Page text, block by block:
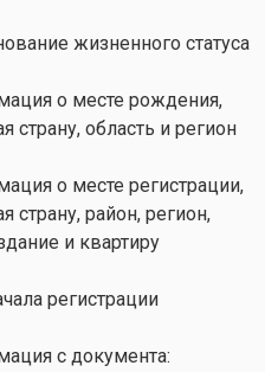
жизненного статуса
о месте рождения,
страну, область и регион
о месте регистрации,
страну, район, регион,
и квартиру
регистрации
с документа: